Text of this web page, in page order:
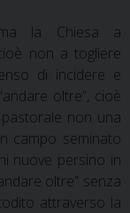
la Chiesa a
non a togliere
di incidere e
oltre”, cioè
non una
campo seminato
nuove persino in
oltre” senza
attraverso la